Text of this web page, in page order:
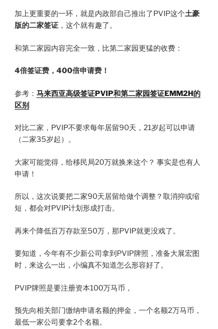
加上更重要的一环，就是内政部自己推出了PVIP这个土豪
版的二家签证 ，这个就有趣了。
和第二家园内容完全一致，比第二家园更猛的收费：
4倍签证费，400倍申请费！
参考： 马来西亚高级签证PVIP和第二家园签证EMM2H的
区别
对比二家，PVIP不要求每年居留90天，21岁起可以申请
（二家35岁起）。
大家可能觉得，给移民局20万就换来这个？ 事实是也有人
申请！
所以，这次说要把二家90天居留给做个调整？取消抑或缩
短，都会对PVIP计划形成打击。
再来个降低百万存款至50万，那PVIP就更没戏了。
要知道，今年有不少新公司拿到PVIP牌照，准备大展宏图
时，来这么一出，小编真不知道怎么形容好了。
PVIP牌照是要注册资本100万马币，
预先向相关部门缴纳申请名额的押金，一个名额2万马币，
最低一家公司要拿2个名额。